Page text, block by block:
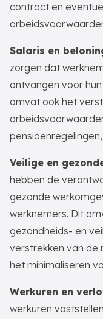
contract en
Salaris en
zorgen dat
ontvangen voor
omvat ook het
Veilige en
hebben de
gezonde
werknemers. Dit
gezondheids- en
verstrekken van de
het minimaliseren
Werkuren en
werkuren